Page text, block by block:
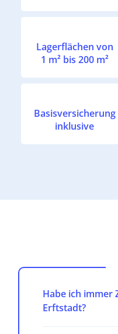
Lagerflächen von
1 m² bis 200 m²
Basisversicherung
inklusive
Habe ich immer
Erftstadt?